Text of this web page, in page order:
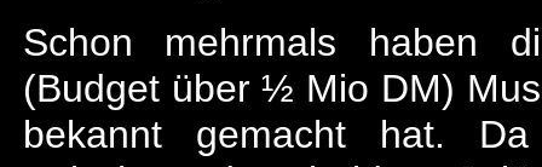
Schon mehrmals haben
(Budget über ½ Mio DM)
bekannt gemacht hat.